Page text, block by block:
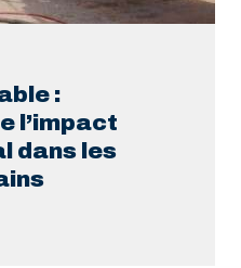
:
l’impact
dans les